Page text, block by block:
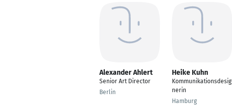
Alexander Ahlert
Senior Art Director
Berlin
Heike Kuhn
Kommunikationsdesig
nerin
Hamburg